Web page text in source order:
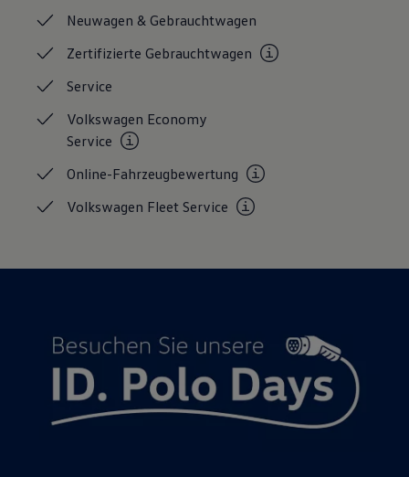
Neuwagen &Gebrauchtwagen
ZertifizierteGebrauchtwagen
Service
Volkswagen Economy
Service
Online-Fahrzeugbewertung
Volkswagen FleetService